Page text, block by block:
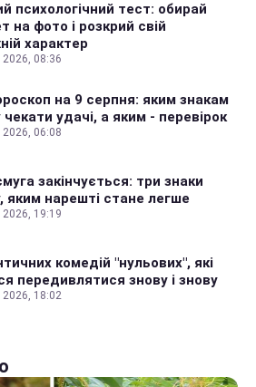
психологічний тест: обирай
на фото і розкрий свій
характер
2026, 08:36
на 9 серпня: яким знакам
чекати удачі, а яким - перевірок
2026, 06:08
закінчується: три знаки
яким нарешті стане легше
2026, 19:19
комедій "нульових", які
передивлятися знову і знову
2026, 18:02